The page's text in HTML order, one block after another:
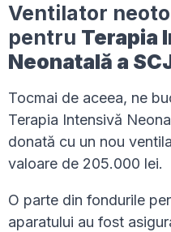
Ventilator
pentru Terapia
Neonatală a
Tocmai de aceea, ne
Terapia Intensivă
donată cu un nou
valoare de 205.000 lei.
O parte din fondurile
aparatului au fost